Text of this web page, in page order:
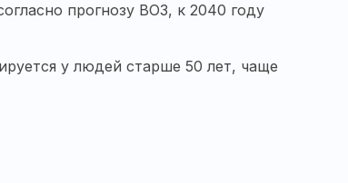
прогнозу ВОЗ, к 2040 году
у людей старше 50 лет, чаще